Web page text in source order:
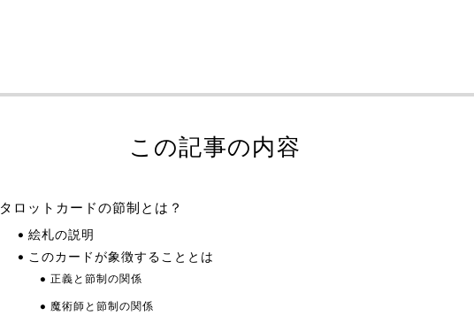
この記事の内容
タロットカードの節制とは？
絵札の説明
このカードが象徴することとは
正義と節制の関係
魔術師と節制の関係